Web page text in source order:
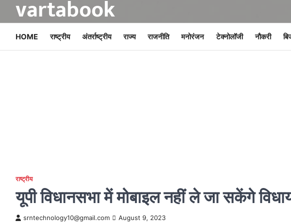
vartabook
HOME राष्ट्रीय अंतर्राष्ट्रीय राज्य राजनीति मनोरंजन टेक्नोलॉजी नौकरी
राष्ट्रीय
यूपी विधानसभा में मोबाइल नहीं ले जा सकेंगे
srntechnology10@gmail.com August 9, 2023